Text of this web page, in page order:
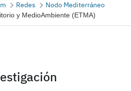
Redes Nodo Mediterráneo
y MedioAmbiente (ETMA)